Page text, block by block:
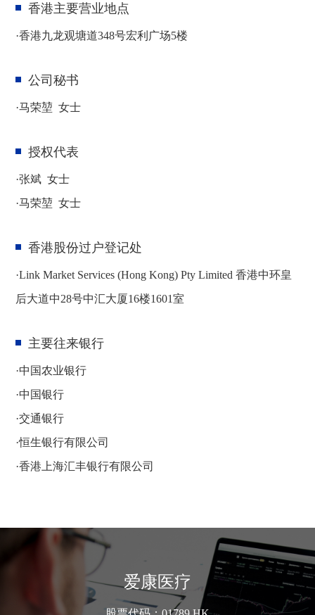
香港主要营业地点
·香港九龙观塘道348号宏利广场5楼
公司秘书
·马荣堃 女士
授权代表
·张斌 女士
·马荣堃 女士
香港股份过户登记处
·Link Market Services (Hong Kong) Pty Limited 香港中环皇
后大道中28号中汇大厦16楼1601室
主要往来银行
·中国农业银行
·中国银行
·交通银行
·恒生银行有限公司
·香港上海汇丰银行有限公司
爱康医疗